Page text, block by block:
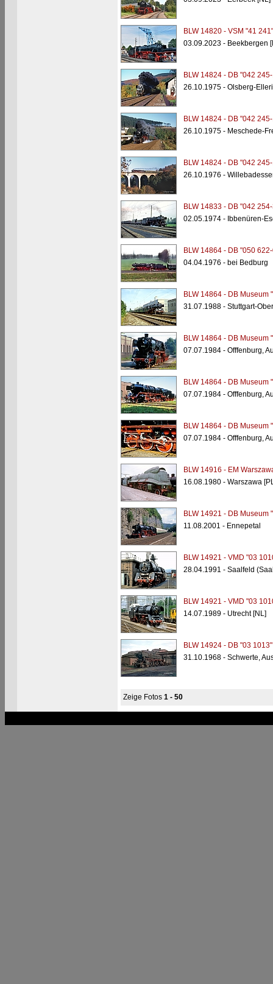
BLW 14820 - VSM "41 241"
03.09.2023 - Beekbergen
BLW 14824 - DB "042
26.10.1975 - Olsberg-
BLW 14824 - DB "042
26.10.1975 - Meschede-
BLW 14824 - DB "042
26.10.1976 -
BLW 14833 - DB "042
02.05.1974 - Ibbenüren-
BLW 14864 - DB "050
04.04.1976 - bei Bedburg
BLW 14864 - DB Museum
31.07.1988 - Stuttgart-
BLW 14864 - DB Museum
07.07.1984 - Offfenburg,
BLW 14864 - DB Museum
07.07.1984 - Offfenburg,
BLW 14864 - DB Museum
07.07.1984 - Offfenburg,
BLW 14916 - EM
16.08.1980 - Warszawa
BLW 14921 - DB Museum
11.08.2001 - Ennepetal
BLW 14921 - VMD "03
28.04.1991 - Saalfeld
BLW 14921 - VMD "03
14.07.1989 - Utrecht [NL]
BLW 14924 - DB "03 1013"
31.10.1968 - Schwerte,
Zeige Fotos 1 - 50